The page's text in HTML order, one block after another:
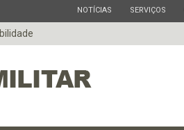
ESTADO
NOTÍCIAS ESTADO
SERVIÇOS